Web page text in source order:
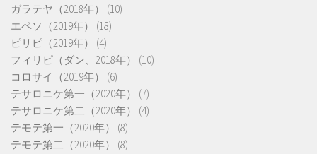
ガラテヤ（2018年）
(10)
エペソ（2019年）
(18)
ピリピ（2019年）
(4)
フィリピ（ダン、2018年）
(10)
コロサイ（2019年）
(6)
テサロニケ第一（2020年）
(7)
テサロニケ第二（2020年）
(4)
テモテ第一（2020年）
(8)
テモテ第二（2020年）
(8)